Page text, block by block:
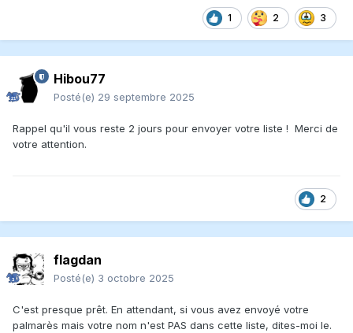
1 2 3
Hibou77
Posté(e) 29 septembre 2025
Rappel qu'il vous reste 2 jours pour envoyer votre liste ! Merci de
votre attention.
2
flagdan
Posté(e) 3 octobre 2025
C'est presque prêt. En attendant, si vous avez envoyé votre
palmarès mais votre nom n'est PAS dans cette liste, dites-moi le.